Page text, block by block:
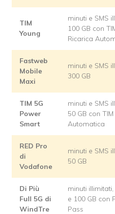
TIM
Young
minuti e SMS
100 GB con
Ricarica
Fastweb
Mobile
Maxi
minuti e SMS
300 GB
TIM 5G
Power
Smart
minuti e SMS
50 GB con
Automatica
RED Pro
di
Vodafone
minuti e SMS
50 GB
Di Più
Full 5G di
WindTre
minuti illimitati,
e 100 GB con
Pass